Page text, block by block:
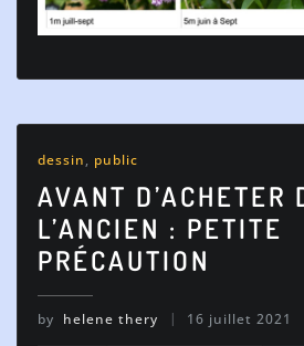
dessin, public
AVANT D’ACHETER
L’ANCIEN : PETITE
PRÉCAUTION
by helene thery 16 juillet 2021